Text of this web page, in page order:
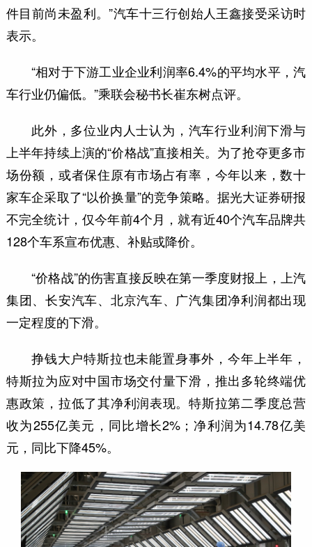
件目前尚未盈利。”汽车十三行创始人王鑫接受采访时
表示。
“相对于下游工业企业利润率6.4%的平均水平，汽
车行业仍偏低。”乘联会秘书长崔东树点评。
此外，多位业内人士认为，汽车行业利润下滑与
上半年持续上演的“价格战”直接相关。为了抢夺更多市
场份额，或者保住原有市场占有率，今年以来，数十
家车企采取了“以价换量”的竞争策略。据光大证券研报
不完全统计，仅今年前4个月，就有近40个汽车品牌共
128个车系宣布优惠、补贴或降价。
“价格战”的伤害直接反映在第一季度财报上，上汽
集团、长安汽车、北京汽车、广汽集团净利润都出现
一定程度的下滑。
挣钱大户特斯拉也未能置身事外，今年上半年，
特斯拉为应对中国市场交付量下滑，推出多轮终端优
惠政策，拉低了其净利润表现。特斯拉第二季度总营
收为255亿美元，同比增长2%；净利润为14.78亿美
元，同比下降45%。